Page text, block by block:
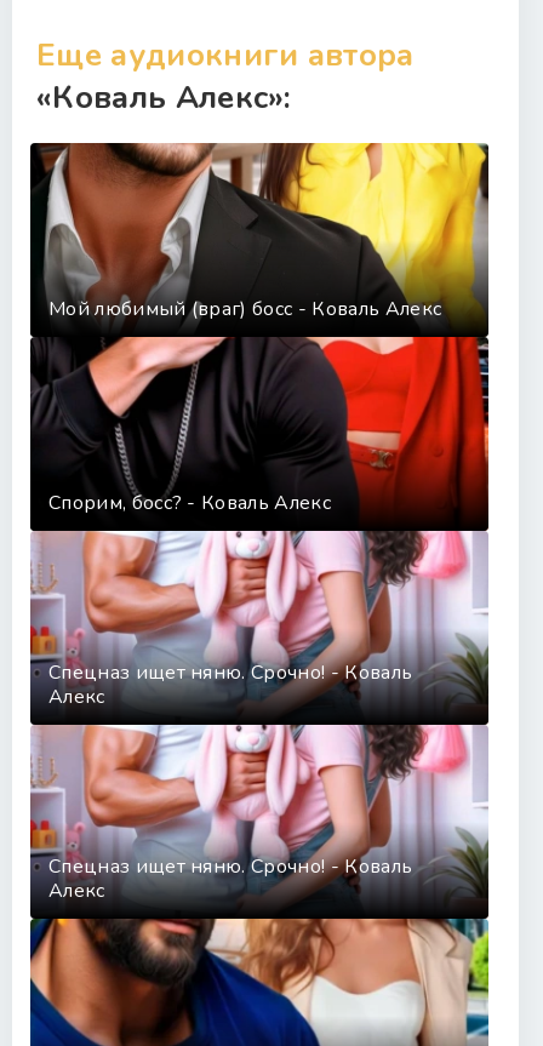
Еще аудиокниги автора
«Коваль Алекс»:
Мой любимый (враг) босс - Коваль Алекс
Спорим, босс? - Коваль Алекс
Спецназ ищет няню. Срочно! - Коваль
Алекс
Спецназ ищет няню. Срочно! - Коваль
Алекс